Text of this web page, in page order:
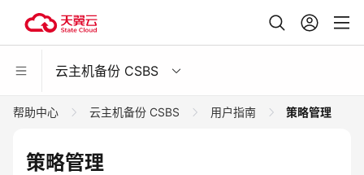
云主机备份 CSBS
帮助中心 云主机备份 CSBS 用户指南 策略管理
策略管理